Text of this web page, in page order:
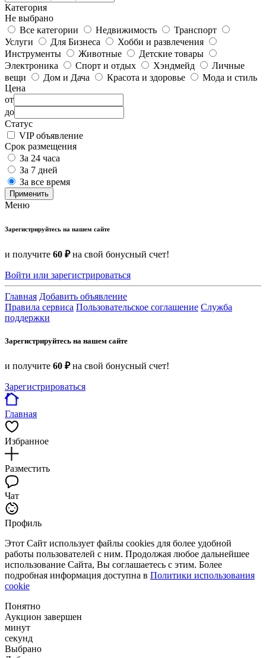
Категория
Не выбрано
Все категории
Недвижимость
Транспорт
Услуги
Для Бизнеса
Хобби и развлечения
Инструменты
Животные
Детские товары
Электроника
Спорт и отдых Хэндмейд
Личные
вещи
Дом и Дача Красота и здоровье
Мода и стиль
Цена
от
до
Статус
VIP объявление
Срок размещения
За 24 часа
За 7 дней
За все время
Применить
Меню
Зарегистрируйтесь на нашем сайте
и получите 60 ₽на свой бонусный счет!
Войти или зарегистрироваться
Главная Добавить объявление
Правила сервиса Пользовательское соглашение Служба
поддержки
Зарегистрируйтесь на нашем сайте
и получите 60 ₽на свой бонусный счет!
Зарегистрироваться
Главная
Избранное
Разместить
Чат
Профиль
Этот Сайт использует файлы cookies для более удобной
работы пользователей с ним. Продолжая любое дальнейшее
использование Сайта, Вы соглашаетесь с этим. Более
подробная информация доступна в Политики использования
cookie
Понятно
Аукцион завершен
минут
секунд
Выбрано